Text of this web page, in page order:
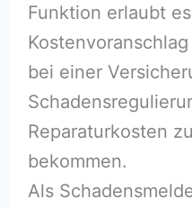
Funktion erlaubt
bei einer
Reparaturkosten
bekommen.
Als